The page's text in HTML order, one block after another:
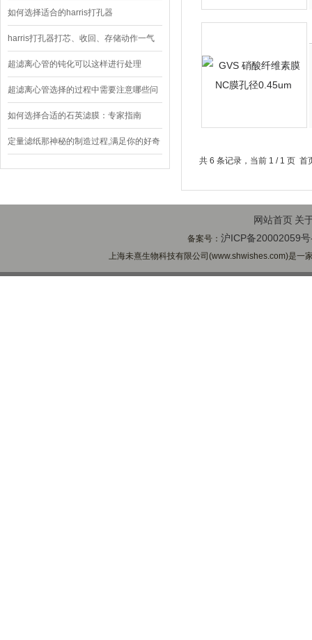
如何选择适合的harris打孔器
harris打孔器打芯、收回、存储动作一气
呵成
超滤离心管的钝化可以这样进行处理
超滤离心管选择的过程中需要注意哪些问
题
如何选择合适的石英滤膜：专家指南
定量滤纸那神秘的制造过程,满足你的好奇
心
共 6 条记录，当前 1 / 1 页
网站首页 关
备案号：沪ICP备20002059
上海未熹生物科技有限公司(www.shwishes.com)是一